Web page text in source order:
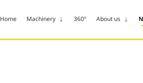
Home Machinery 360° About us